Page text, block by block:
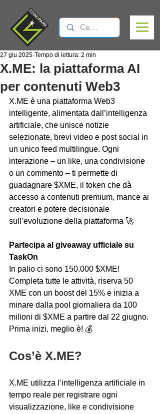
X.ME: la piattaforma AI
per contenuti Web3
27 giu 2025 Tempo di lettura: 2 min
X.ME è una piattaforma Web3
intelligente, alimentata dall’intelligenza
artificiale, che unisce notizie
selezionate, brevi video e post social in
un unico feed multilingue. Ogni
interazione – un like, una condivisione
o un commento – ti permette di
guadagnare $XME, il token che dà
accesso a contenuti premium, mance ai
creatori e potere decisionale
sull’evoluzione della piattaforma 🚀
Partecipa al giveaway ufficiale su
TaskOn
In palio ci sono 150.000 $XME!
Completa tutte le attività, riserva 50
XME con un boost del 15% e inizia a
minare dalla pool giornaliera da 100
milioni di $XME a partire dal 22 giugno.
Prima inizi, meglio è! 💰
Cos’è X.ME?
X.ME utilizza l’intelligenza artificiale in
tempo reale per registrare ogni
visualizzazione, like e condivisione